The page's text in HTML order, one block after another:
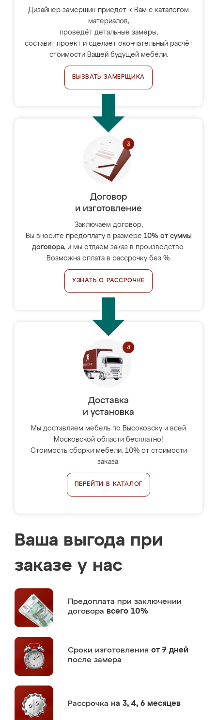
Дизайнер-замерщик приедет к Вам с каталогом
материалов,
проведёт детальные замеры,
составит проект и сделает окончательный расчёт
стоимости Вашей будущей мебели.
ВЫЗВАТЬ ЗАМЕРЩИКА
Договор
и изготовление
Заключаем договор,
Вы вносите предоплату в размере 10% от суммы
договора, и мы отдаём заказ в производство.
Возможна оплата в рассрочку без %.
УЗНАТЬ О РАССРОЧКЕ
Доставка
и установка
Мы доставляем мебель по Высоковску и всей
Московской области бесплатно!
Стоимость сборки мебели: 10% от стоимости
заказа.
ПЕРЕЙТИ В КАТАЛОГ
Ваша выгода при
заказе у нас
Предоплата при заключении
договора всего 10%
Сроки изготовления от 7 дней
после замера
Рассрочка на 3, 4, 6 месяцев